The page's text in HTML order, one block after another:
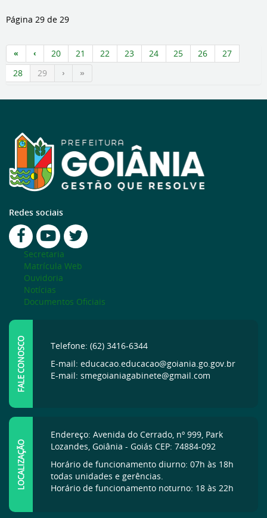
Página 29 de 29
20 21 22 23 24 25 26
27
28
29
Redes sociais
Secretaria
Matrícula Web
Ouvidoria
Notícias
Documentos Oficiais
FALE CONOSCO
Telefone: (62) 3416-6344
E-mail: educacao.educacao@goiania.go.gov.br
E-mail: smegoianiagabinete@gmail.com
LOCALIZAÇÃO
Endereço: Avenida do Cerrado, nº 999, Park
Lozandes, Goiânia - Goiás CEP: 74884-092
Horário de funcionamento diurno: 07h às 18h
todas unidades e gerências.
Horário de funcionamento noturno: 18 às 22h